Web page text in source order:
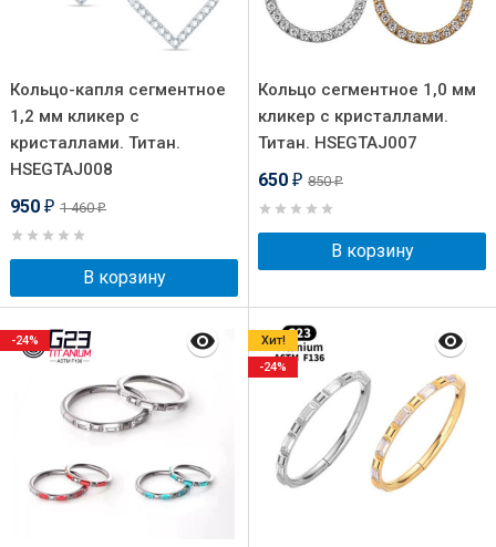
Кольцо-капля сегментное
1,2 мм кликер с
кристаллами. Титан.
HSEGTAJ008
950 ₽ 1 460₽
В корзину
Кольцо сегментное 1,0 мм
кликер с кристаллами.
Титан. HSEGTAJ007
650 ₽ 850₽
В корзину
-24%
Хит!
-24%